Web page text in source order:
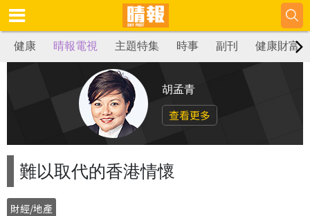
健康 晴報電視 主題特集 時事 副刊 健康財富
胡孟青
查看更多
難以取代的香港情懷
財經/地產